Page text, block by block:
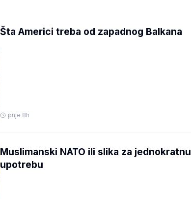
Šta Americi treba od zapadnog Balkana
prije 8h
Muslimanski NATO ili slika za jednokratnu
upotrebu